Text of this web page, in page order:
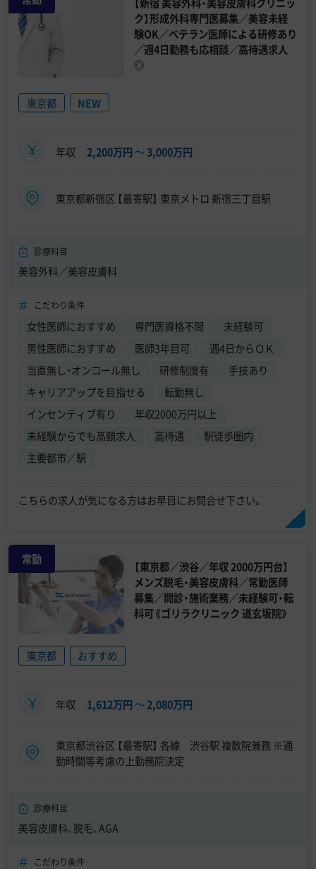
ク】形成外科専門医募集／美容未経
験OK／ベテラン医師による研修あり
／週4日勤務も応相談／高待遇求人
◎
東京都 NEW
年収 2,200万円 〜3,000万円
東京都新宿区 【最寄駅】 東京メトロ 新宿三丁目駅
診療科目
美容外科／美容皮膚科
こだわり条件
女性医師におすすめ 専門医資格不問
未経験可
男性医師におすすめ
医師3年目可
週4日からＯＫ
当直無し・オンコール無し
研修制度有
手技あり
キャリアアップを目指せる
転勤無し
インセンティブ有り
年収2000万円以上
未経験からでも高額求人
高待遇
駅徒歩圏内
主要都市／駅
こちらの求人が気になる方はお早目にお問合せ下さい。
常勤
【東京都／渋谷／年収 2000万円台】
メンズ脱毛・美容皮膚科／常勤医師
募集／問診・施術業務／未経験可・転
科可《ゴリラクリニック 道玄坂院》
東京都 おすすめ
年収 1,612万円 〜2,080万円
東京都渋谷区 【最寄駅】 各線 渋谷駅 複数院兼務 ※通
勤時間等考慮の上勤務院決定
診療科目
美容皮膚科、脱毛、AGA
こだわり条件